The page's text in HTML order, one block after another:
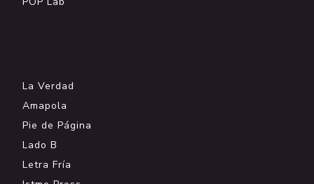
La Verdad
Amapola
Pie de Página
Lado B
Letra Fría